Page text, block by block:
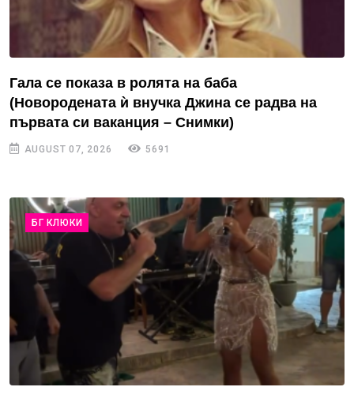
Гала се показа в ролята на баба
(Новородената ѝ внучка Джина се радва на
първата си ваканция – Снимки)
AUGUST 07, 2026 5691
БГ КЛЮКИ